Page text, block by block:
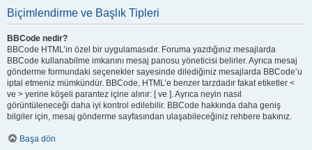
Biçimlendirme ve Başlık Tipleri
BBCode nedir?
BBCode HTML’in özel bir uygulamasıdır. Foruma yazdığınız mesajlarda
BBCode kullanabilme imkanını mesaj panosu yöneticisi belirler. Ayrıca mesaj
gönderme formundaki seçenekler sayesinde dilediğiniz mesajlarda BBCode’u
iptal etmeniz mümkündür. BBCode, HTML’e benzer tarzdadır fakat etiketler <
ve > yerine köşeli parantez içine alınır: [ ve ]. Ayrıca neyin nasıl
görüntüleneceği daha iyi kontrol edilebilir. BBCode hakkında daha geniş
bilgiler için, mesaj gönderme sayfasından ulaşabileceğiniz rehbere bakınız.
Başa dön